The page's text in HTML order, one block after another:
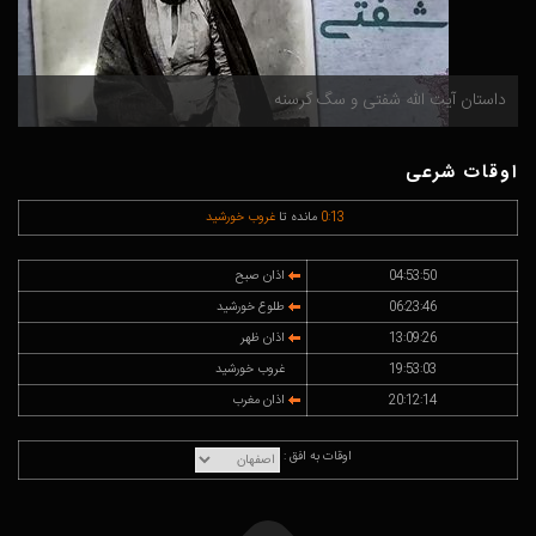
داستان آیت الله شفتی و سگ گرسنه
اوقات شرعی
0:13 مانده تا غروب خورشید
04:53:50
اذان صبح
06:23:46
طلوع خورشید
13:09:26
اذان ظهر
19:53:03
غروب خورشید
20:12:14
اذان مغرب
اوقات به افق :